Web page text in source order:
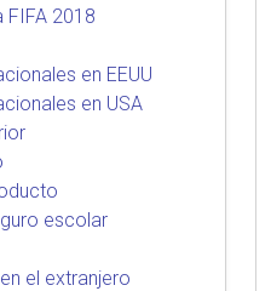
FIFA 2018
en EEUU
en USA
escolar
el extranjero